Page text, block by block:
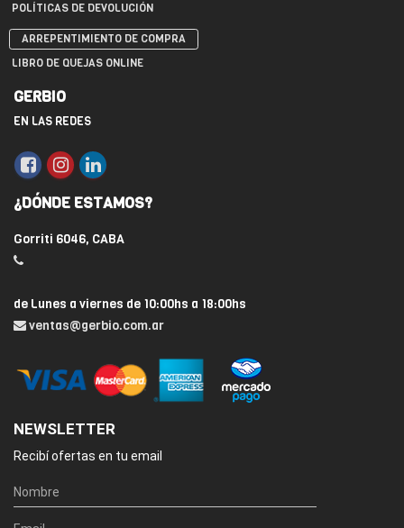
POLÍTICAS DE DEVOLUCIÓN
ARREPENTIMIENTO DE COMPRA
LIBRO DE QUEJAS ONLINE
GERBIO
EN LAS REDES
¿DÓNDE ESTAMOS?
Gorriti 6046, CABA
de Lunes a viernes de 10:00hs a 18:00hs
ventas@gerbio.com.ar
NEWSLETTER
Recibí ofertas en tu email